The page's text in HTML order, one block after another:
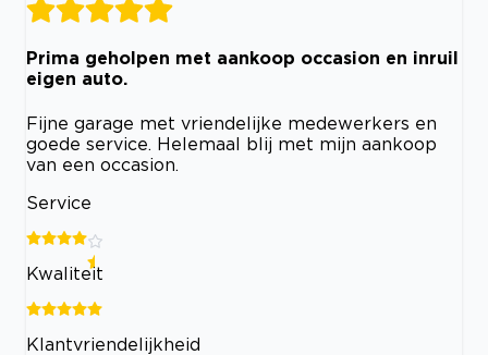
Prima geholpen met aankoop occasion en inruil
eigen auto.
Fijne garage met vriendelijke medewerkers en
goede service. Helemaal blij met mijn aankoop
van een occasion.
Service
Kwaliteit
Klantvriendelijkheid